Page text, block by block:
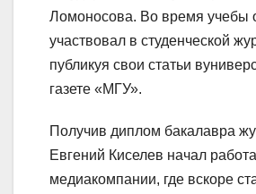
Ломоносова. Во время учебы
участвовал в студенческой
публикуя свои статьи
газете «МГУ».
Получив диплом бакалавра
Евгений Киселев начал
медиакомпании, где вскоре